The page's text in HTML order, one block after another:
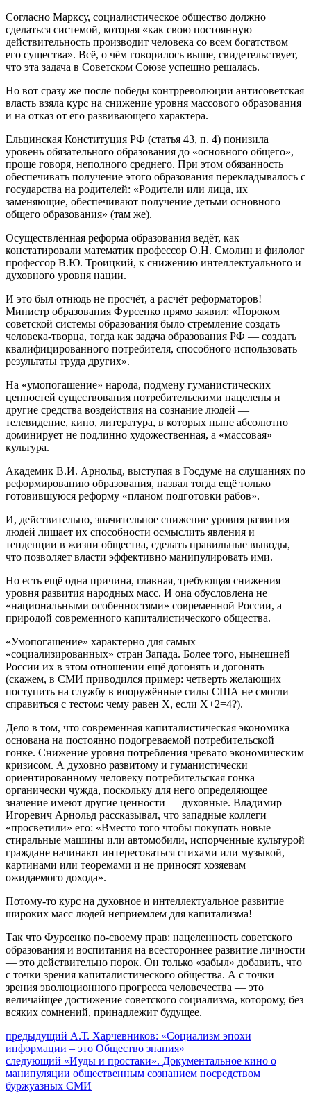
Согласно Марксу, социалистическое общество должно
сделаться системой, которая «как свою постоянную
действительность производит человека со всем богатством
его существа». Всё, о чём говорилось выше, свидетельствует,
что эта задача в Советском Союзе успешно решалась.
Но вот сразу же после победы контрреволюции антисоветская
власть взяла курс на снижение уровня массового образования
и на отказ от его развивающего характера.
Ельцинская Конституция РФ (статья 43, п. 4) понизила
уровень обязательного образования до «основного общего»,
проще говоря, неполного среднего. При этом обязанность
обеспечивать получение этого образования перекладывалось с
государства на родителей: «Родители или лица, их
заменяющие, обеспечивают получение детьми основного
общего образования» (там же).
Осуществлённая реформа образования ведёт, как
констатировали математик профессор О.Н. Смолин и филолог
профессор В.Ю. Троицкий, к снижению интеллектуального и
духовного уровня нации.
И это был отнюдь не просчёт, а расчёт реформаторов!
Министр образования Фурсенко прямо заявил: «Пороком
советской системы образования было стремление создать
человека-творца, тогда как задача образования РФ — создать
квалифицированного потребителя, способного использовать
результаты труда других».
На «умопогашение» народа, подмену гуманистических
ценностей существования потребительскими нацелены и
другие средства воздействия на сознание людей —
телевидение, кино, литература, в которых ныне абсолютно
доминирует не подлинно художественная, а «массовая»
культура.
Академик В.И. Арнольд, выступая в Госдуме на слушаниях по
реформированию образования, назвал тогда ещё только
готовившуюся реформу «планом подготовки рабов».
И, действительно, значительное снижение уровня развития
людей лишает их способности осмыслить явления и
тенденции в жизни общества, сделать правильные выводы,
что позволяет власти эффективно манипулировать ими.
Но есть ещё одна причина, главная, требующая снижения
уровня развития народных масс. И она обусловлена не
«национальными особенностями» современной России, а
природой современного капиталистического общества.
«Умопогашение» характерно для самых
«социализированных» стран Запада. Более того, нынешней
России их в этом отношении ещё догонять и догонять
(скажем, в СМИ приводился пример: четверть желающих
поступить на службу в вооружённые силы США не смогли
справиться с тестом: чему равен Х, если Х+2=4?).
Дело в том, что современная капиталистическая экономика
основана на постоянно подогреваемой потребительской
гонке. Снижение уровня потребления чревато экономическим
кризисом. А духовно развитому и гуманистически
ориентированному человеку потребительская гонка
органически чужда, поскольку для него определяющее
значение имеют другие ценности — духовные. Владимир
Игоревич Арнольд рассказывал, что западные коллеги
«просветили» его: «Вместо того чтобы покупать новые
стиральные машины или автомобили, испорченные культурой
граждане начинают интересоваться стихами или музыкой,
картинами или теоремами и не приносят хозяевам
ожидаемого дохода».
Потому-то курс на духовное и интеллектуальное развитие
широких масс людей неприемлем для капитализма!
Так что Фурсенко по-своему прав: нацеленность советского
образования и воспитания на всестороннее развитие личности
— это действительно порок. Он только «забыл» добавить, что
с точки зрения капиталистического общества. А с точки
зрения эволюционного прогресса человечества — это
величайщее достижение советского социализма, которому, без
всяких сомнений, принадлежит будущее.
Навигация
по
записям
предыдущий Предыдущий
пост:
А.Т. Харчевников: «Социализм эпохи
информации – это Общество знания»
следующий Следующее
сообщение:
«Иуды и простаки». Документальное кино о
манипуляции общественным сознанием посредством
буржуазных СМИ